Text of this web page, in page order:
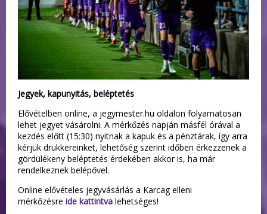
Jegyek, kapunyitás, beléptetés
Elővételben online, a jegymester.hu oldalon folyamatosan
lehet jegyet vásárolni. A mérkőzés napján másfél órával a
kezdés előtt (15:30) nyitnak a kapuk és a pénztárak, így arra
kérjük drukkereinket, lehetőség szerint időben érkezzenek a
gördülékeny beléptetés érdekében akkor is, ha már
rendelkeznek belépővel.
Online elővételes jegyvásárlás a Karcag elleni
mérkőzésre ide kattintva lehetséges!